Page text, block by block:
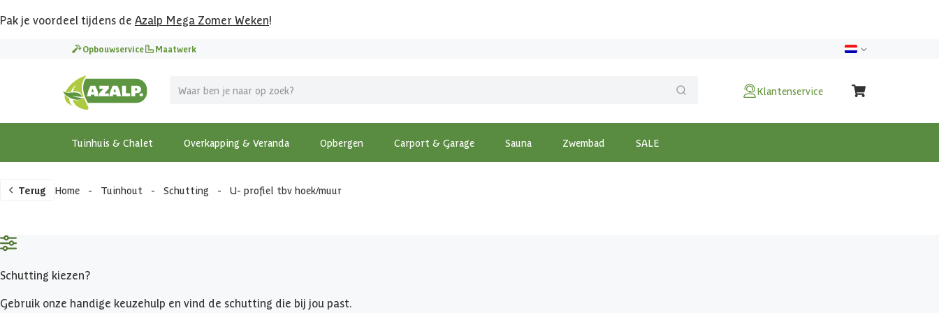
Pak je voordeel tijdens de Azalp Mega Zomer Weken!
Opbouwservice Maatwerk
Klantenservice
Tuinhuis & Chalet Overkapping & Veranda Opbergen Carport & Garage Sauna Zwembad SALE
Terug Home - Tuinhout - Schutting - U- profiel tbv hoek/muur
Schutting kiezen?
Gebruik onze handige keuzehulp en vind de schutting die bij jou past.